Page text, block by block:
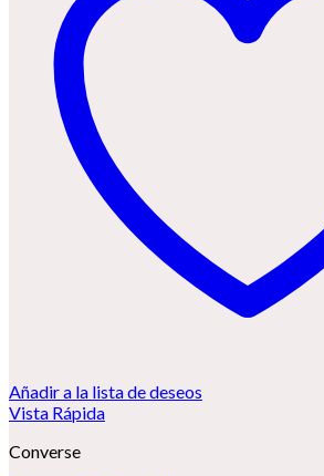
Añadir a la lista de deseos
Vista Rápida
Converse